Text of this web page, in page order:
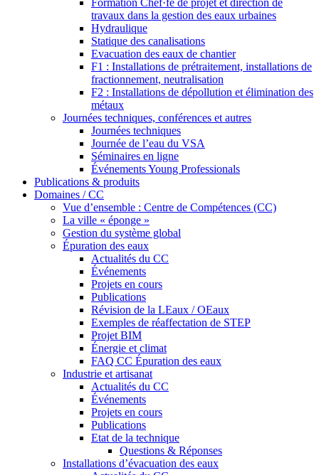
Formation Chef·fe de projet et direction de
travaux dans la gestion des eaux urbaines
Hydraulique
Statique des canalisations
Evacuation des eaux de chantier
F1 : Installations de prétraitement, installations de
fractionnement, neutralisation
F2 : Installations de dépollution et élimination des
métaux
Journées techniques, conférences et autres
Journées techniques
Journée de l’eau du VSA
Séminaires en ligne
Événements Young Professionals
Publications & produits
Domaines / CC
Vue d’ensemble : Centre de Compétences (CC)
La ville « éponge »
Gestion du système global
Épuration des eaux
Actualités du CC
Événements
Projets en cours
Publications
Révision de la LEaux / OEaux
Exemples de réaffectation de STEP
Projet BIM
Énergie et climat
FAQ CC Épuration des eaux
Industrie et artisanat
Actualités du CC
Événements
Projets en cours
Publications
Etat de la technique
Questions & Réponses
Installations d’évacuation des eaux